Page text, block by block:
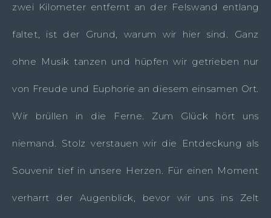
zwei Kilometer entfernt an der Felswand entlang
faltet, ist der Grund, warum wir hier sind. Ganz
ohne Musik tanzen und hüpfen wir getrieben nur
von Freude und Euphorie an diesem einsamen Ort.
Wir brüllen in die Ferne. Zum Glück hört uns
niemand. Stolz verstauen wir die Entdeckung als
Souvenir tief in unsere Herzen. Für einen Moment
verharrt der Augenblick, bevor wir uns ins Zelt